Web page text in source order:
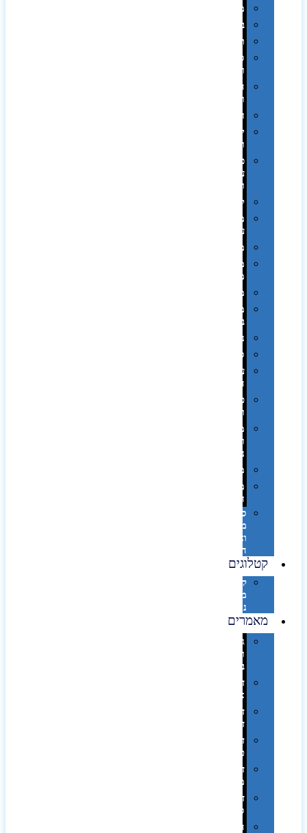
מגבות
בקבוקים
תרמי
ספלים
וכוסות
הוקרה
ואומנות
חגים
יין
ומארזים
כלי
עבודה
ופנסים
למטבח
מוצרי
עור
מחברות
מחזיקי
מפתחות
משחקים
מתנה
בפחית
נסיעות
ספורט
על
השולחן…
פינוק
וספא
מזוודות
ותיקי
נסיעות
מטריות
מוצרי
חוף
סביבת
מחשב
וציוד
היקפי
קטלוגים
קטלוג
מוצרי
נייר
מאמרים
גימורים
והשבחות
בדפוס
דפוס
אופסט
דפוס
דיגיטלי
דפוס
טמפון
דפוס
משי
דפוס
סובלימציה
הדפס